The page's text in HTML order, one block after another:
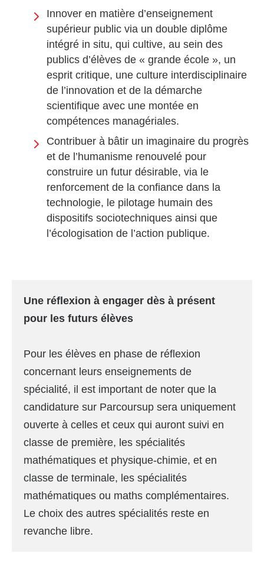
Innover en matière d’enseignement
supérieur public via un double diplôme
intégré in situ, qui cultive, au sein des
publics d’élèves de « grande école », un
esprit critique, une culture interdisciplinaire
de l’innovation et de la démarche
scientifique avec une montée en
compétences managériales.
Contribuer à bâtir un imaginaire du progrès
et de l’humanisme renouvelé pour
construire un futur désirable, via le
renforcement de la confiance dans la
technologie, le pilotage humain des
dispositifs sociotechniques ainsi que
l’écologisation de l’action publique.
Une réflexion à engager dès à présent
pour les futurs élèves
Pour les élèves en phase de réflexion
concernant leurs enseignements de
spécialité, il est important de noter que la
candidature sur Parcoursup sera uniquement
ouverte à celles et ceux qui auront suivi en
classe de première, les spécialités
mathématiques et physique-chimie, et en
classe de terminale, les spécialités
mathématiques ou maths complémentaires.
Le choix des autres spécialités reste en
revanche libre.